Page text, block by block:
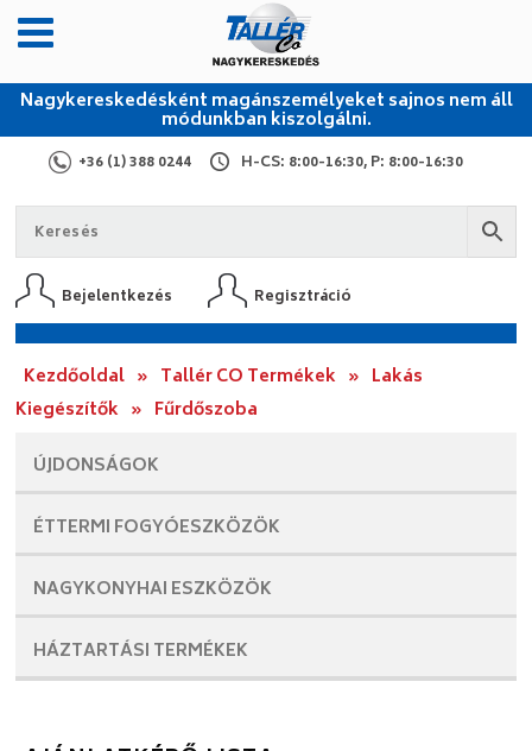
Nagykereskedésként magánszemélyeket sajnos nem áll
módunkban kiszolgálni.
+36 (1) 388 0244 H-CS: 8:00-16:30, P: 8:00-16:30
Bejelentkezés Regisztráció
Kezdőoldal » Tallér CO Termékek » Lakás
Kiegészítők » Fűrdőszoba
ÚJDONSÁGOK
ÉTTERMI FOGYÓESZKÖZÖK
NAGYKONYHAI ESZKÖZÖK
HÁZTARTÁSI TERMÉKEK